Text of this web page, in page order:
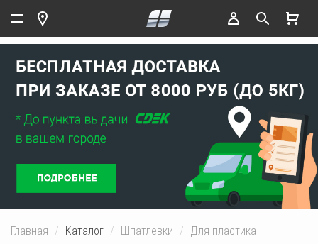
Главная Каталог Шпатлевки Для пластика